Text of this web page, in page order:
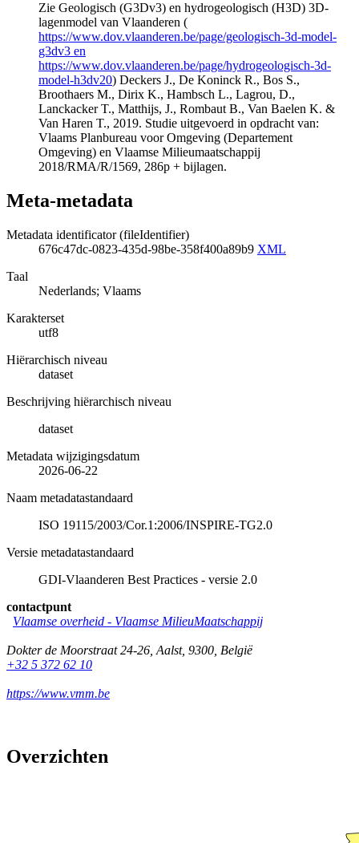
Zie Geologisch (G3Dv3) en hydrogeologisch (H3D) 3D-
lagenmodel van Vlaanderen (
https://www.dov.vlaanderen.be/page/geologisch-3d-model-
g3dv3 en
https://www.dov.vlaanderen.be/page/hydrogeologisch-3d-
model-h3dv20) Deckers J., De Koninck R., Bos S.,
Broothaers M., Dirix K., Hambsch L., Lagrou, D.,
Lanckacker T., Matthijs, J., Rombaut B., Van Baelen K. &
Van Haren T., 2019. Studie uitgevoerd in opdracht van:
Vlaams Planbureau voor Omgeving (Departement
Omgeving) en Vlaamse Milieumaatschappij
2018/RMA/R/1569, 286p + bijlagen.
Meta-metadata
Metadata identificator (fileIdentifier)
676c47dc-0823-435d-98be-358f400a89b9 XML
Taal
Nederlands; Vlaams
Karakterset
utf8
Hiërarchisch niveau
dataset
Beschrijving hiërarchisch niveau
dataset
Metadata wijzigingsdatum
2026-06-22
Naam metadatastandaard
ISO 19115/2003/Cor.1:2006/INSPIRE-TG2.0
Versie metadatastandaard
GDI-Vlaanderen Best Practices - versie 2.0
contactpunt
Vlaamse overheid - Vlaamse MilieuMaatschappij
Dokter de Moorstraat 24-26 Aalst, 9300 België
+32 5 372 62 10
https://www.vmm.be
Overzichten